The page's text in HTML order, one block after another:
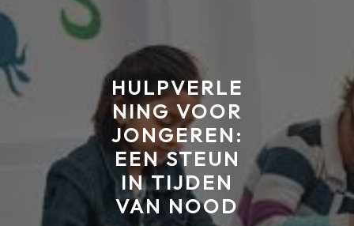
HULPVERLE
NING VOOR
JONGEREN:
EEN STEUN
IN TIJDEN
VAN NOOD